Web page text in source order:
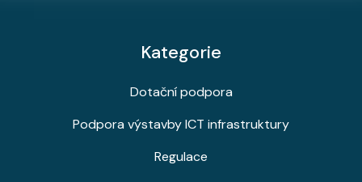
Kategorie
Dotační podpora
Podpora výstavby ICT infrastruktury
Regulace